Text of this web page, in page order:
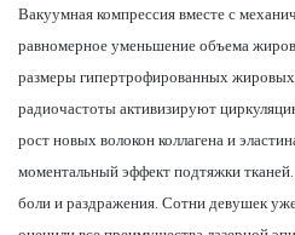
Вакуумная компрессия вместе с
равномерное уменьшение объема
размеры гипертрофированных
радиочастоты активизируют
рост новых волокон коллагена и
моментальный эффект подтяжки
боли и раздражения. Сотни девушек